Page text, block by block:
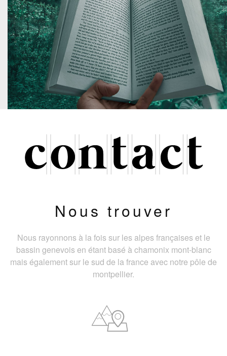
Nous trouver
Nous rayonnons à la fois sur les alpes françaises et le
bassin genevois en étant basé à chamonix mont-blanc
mais également sur le sud de la france avec notre pôle de
montpellier.